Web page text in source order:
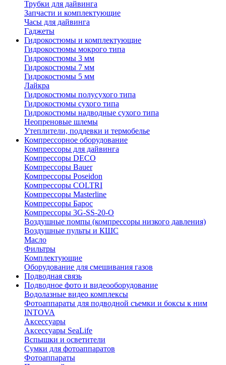
Трубки для дайвинга
Запчасти и комплектующие
Часы для дайвинга
Гаджеты
Гидрокостюмы и комплектующие
Гидрокостюмы мокрого типа
Гидрокостюмы 3 мм
Гидрокостюмы 7 мм
Гидрокостюмы 5 мм
Лайкра
Гидрокостюмы полусухого типа
Гидрокостюмы сухого типа
Гидрокостюмы надводные сухого типа
Неопреновые шлемы
Утеплители, поддевки и термобелье
Компрессорное оборудование
Компрессоры для дайвинга
Компрессоры DECO
Компрессоры Bauer
Компрессоры Poseidon
Компрессоры COLTRI
Компрессоры Masterline
Компрессоры Барос
Компрессоры 3G-SS-20-O
Воздушные помпы (компрессоры низкого давления)
Воздушные пульты и КШС
Масло
Фильтры
Комплектующие
Оборудование для смешивания газов
Подводная связь
Подводное фото и видеооборудование
Водолазные видео комплексы
Фотоаппараты для подводной съемки и боксы к ним
INTOVA
Аксессуары
Аксессуары SeaLife
Вспышки и осветители
Сумки для фотоаппаратов
Фотоаппараты